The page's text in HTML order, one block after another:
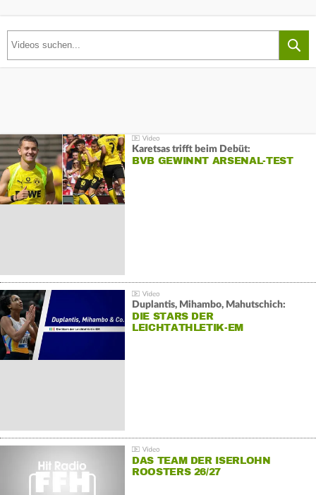
Karetsas trifft beim Debüt:
BVB GEWINNT ARSENAL-TEST
Duplantis, Mihambo, Mahutschich:
DIE STARS DER
LEICHTATHLETIK-EM
DAS TEAM DER ISERLOHN
ROOSTERS 26/27